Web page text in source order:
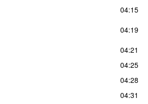
04:15
04:19
04:21
04:25
04:28
04:31